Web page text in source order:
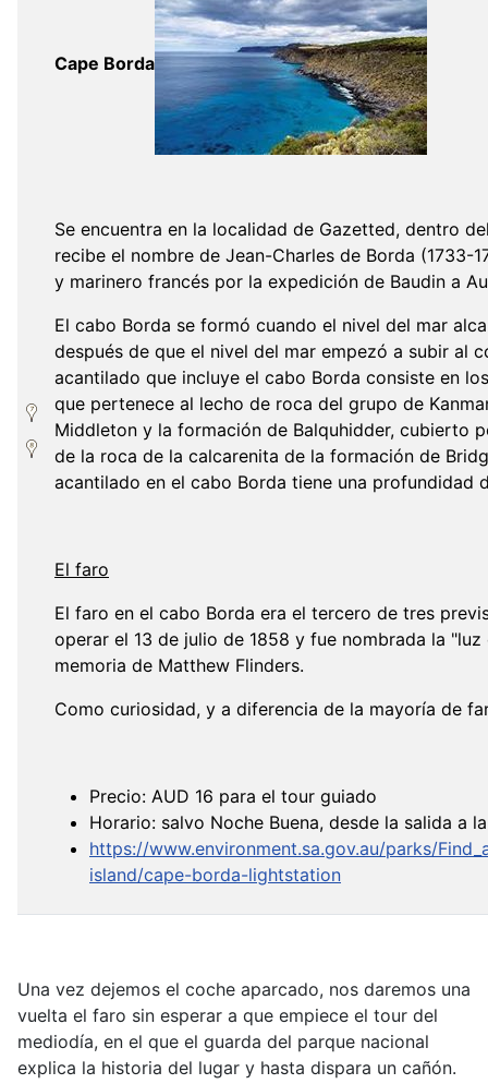
Cape Borda
Se encuentra en la localidad de Gazetted, dentro
recibe el nombre de Jean-Charles de Borda (1733-
y marinero francés por la expedición de Baudin a
El cabo Borda se formó cuando el nivel del mar
después de que el nivel del mar empezó a subir al
acantilado que incluye el cabo Borda consiste en
que pertenece al lecho de roca del grupo de
Middleton y la formación de Balquhidder, cubierto
de la roca de la calcarenita de la formación de
acantilado en el cabo Borda tiene una profundidad
El faro
El faro en el cabo Borda era el tercero de tres
operar el 13 de julio de 1858 y fue nombrada la
memoria de Matthew Flinders.
Como curiosidad, y a diferencia de la mayoría de
Precio: AUD 16 para el tour guiado
Horario: salvo Noche Buena, desde la salida a
https://www.environment.sa.gov.au/parks/
island/cape-borda-lightstation
Una vez dejemos el coche aparcado, nos daremos una
vuelta el faro sin esperar a que empiece el tour del
mediodía, en el que el guarda del parque nacional
explica la historia del lugar y hasta dispara un cañón.